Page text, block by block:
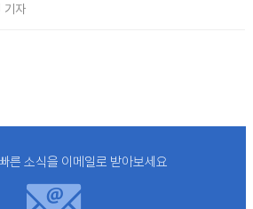
기자
른 소식을 이메일로 받아보세요